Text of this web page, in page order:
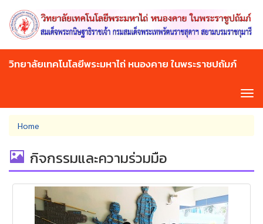
main
content
วิทยาลัยเทคโนโลยีพระมหาไถ่ หนองคาย ในพระราชปถัมภ์
You
are
here
Home
กิจกรรมและความร่วมมือ